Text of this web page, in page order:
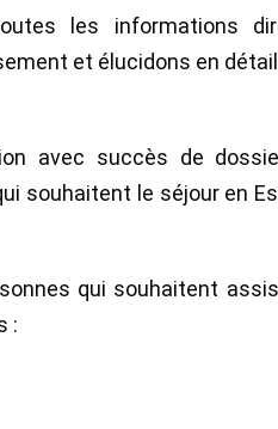
les informations
et élucidons en
avec succès de
souhaitent le séjour en
qui souhaitent
: